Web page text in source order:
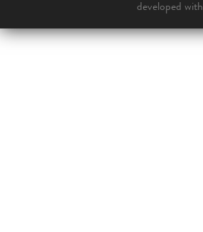
developed with